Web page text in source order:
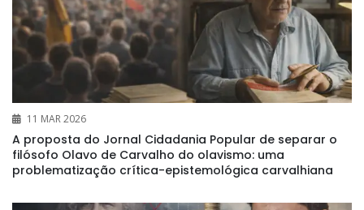
11 MAR 2026
A proposta do Jornal Cidadania Popular de separar o
filósofo Olavo de Carvalho do olavismo: uma
problematização crítica-epistemológica carvalhiana